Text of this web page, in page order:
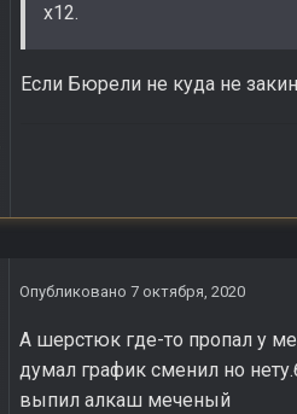
х12.
Если Бюрели не куда не
Опубликовано 7 октября, 2020
А шерстюк где-то пропал у
думал график сменил но
выпил алкаш меченый